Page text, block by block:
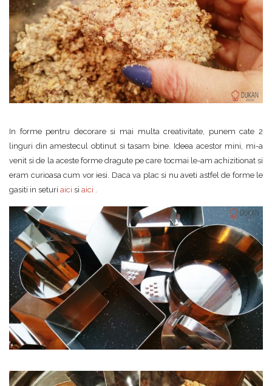
In forme pentru decorare si mai multa creativitate, punem cate 2
linguri din amestecul obtinut si tasam bine. Ideea acestor mini, mi-a
venit si de la aceste forme dragute pe care tocmai le-am achizitionat si
eram curioasa cum vor iesi. Daca va plac si nu aveti astfel de forme le
gasiti in seturi aici si aici .